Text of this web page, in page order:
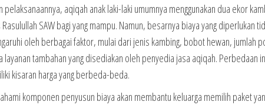
pelaksanaannya, aqiqah anak laki-laki umumnya menggunakan dua ekor
SAW bagi yang mampu. Namun, besarnya biaya yang diperlukan
oleh berbagai faktor, mulai dari jenis kambing, bobot hewan, jumlah
layanan tambahan yang disediakan oleh penyedia jasa aqiqah. Perbedaan
kisaran harga yang berbeda-beda.
komponen penyusun biaya akan membantu keluarga memilih paket